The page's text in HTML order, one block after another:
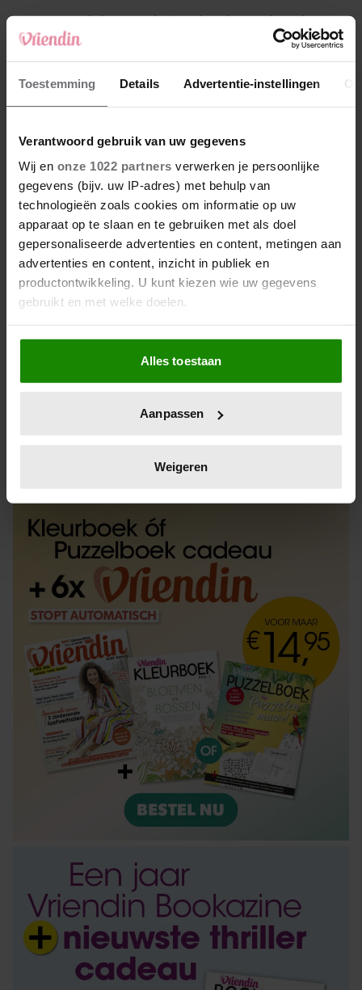
Toestemming Details Advertentie-instellingen
Verantwoord gebruik van uw gegevens
Wij en onze 1022 partners verwerken je persoonlijke
gegevens (bijv. uw IP-adres) met behulp van
technologieën zoals cookies om informatie op uw
apparaat op te slaan en te gebruiken met als doel
gepersonaliseerde advertenties en content, metingen aan
advertenties en content, inzicht in publiek en
productontwikkeling. U kunt kiezen wie uw gegevens
gebruikt en met welke doelen.
Als u het toestaat, willen we ook graag:
Informatie verzamelen over uw geografische
locatie, die tot een paar meter nauwkeurig kan zijn
scannen op specifieke eigenschappen (fingerprinting)
verwerkt en stel uw voorkeuren in het
intrekken in de Cookieverklaring.
We gebruiken cookies om content en advertenties te
personaliseren, om functies voor social media te bieden
en om ons websiteverkeer te analyseren. Ook delen we
informatie over uw gebruik van onze site met onze
partners voor social media, adverteren en analyse. Deze
partners kunnen deze gegevens combineren met andere
informatie die u aan ze heeft verstrekt of die ze hebben
verzameld op basis van uw gebruik van hun services. U
gaat akkoord met onze cookies als u onze website blijft
gebruiken.
Alles toestaan
Aanpassen
Weigeren
4 Makelaar Mandy: ‘Een bericht van de BN’er.
Een foto. Mijn lijf reageert’
5 Makelaar Mandy: ‘Vrijdagavond belde Bart.
Hij sprak eng kalm’
Nieuw